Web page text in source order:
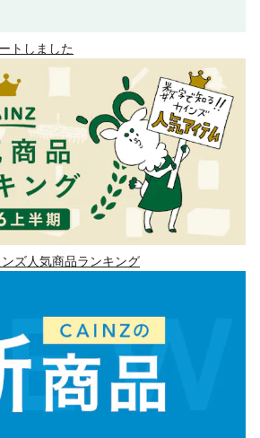
トしました
ンズ人気商品ランキング